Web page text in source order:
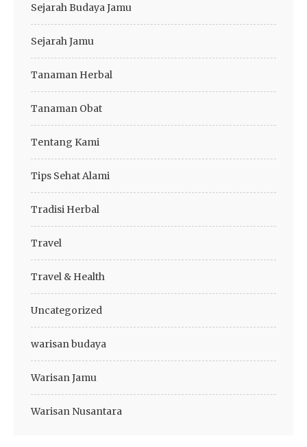
Sejarah Budaya Jamu
Sejarah Jamu
Tanaman Herbal
Tanaman Obat
Tentang Kami
Tips Sehat Alami
Tradisi Herbal
Travel
Travel & Health
Uncategorized
warisan budaya
Warisan Jamu
Warisan Nusantara